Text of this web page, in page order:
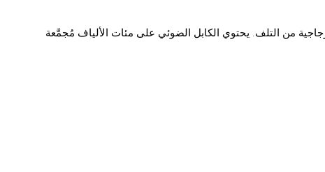
من التلف. يحتوي الكابل الضوئي على مئات الألياف مُجمَّعة